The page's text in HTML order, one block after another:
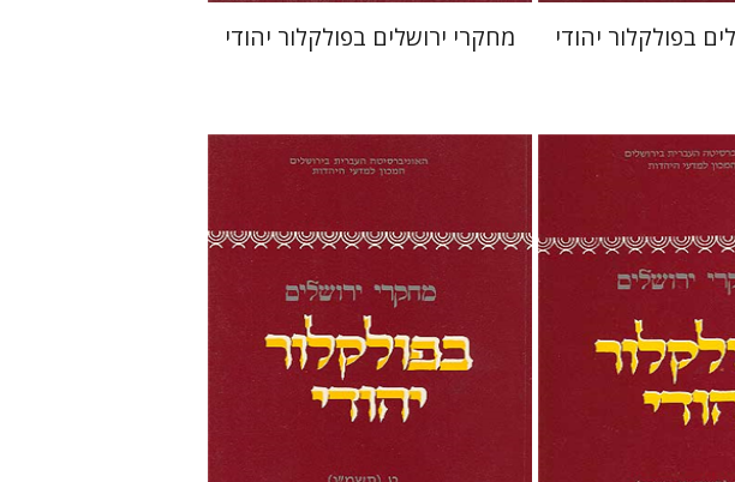
בפולקלור יהודי מחקרי ירושלים בפולקלור יהודי
פריזר
גלית
תמר אלכסנדר-פריזר
גלית